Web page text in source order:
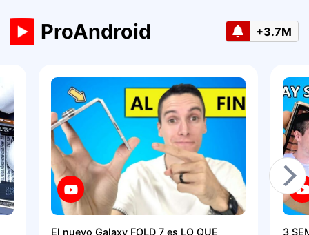
ProAndroid +3.7M
El nuevo Galaxy FOLD 7 es LO QUE
3